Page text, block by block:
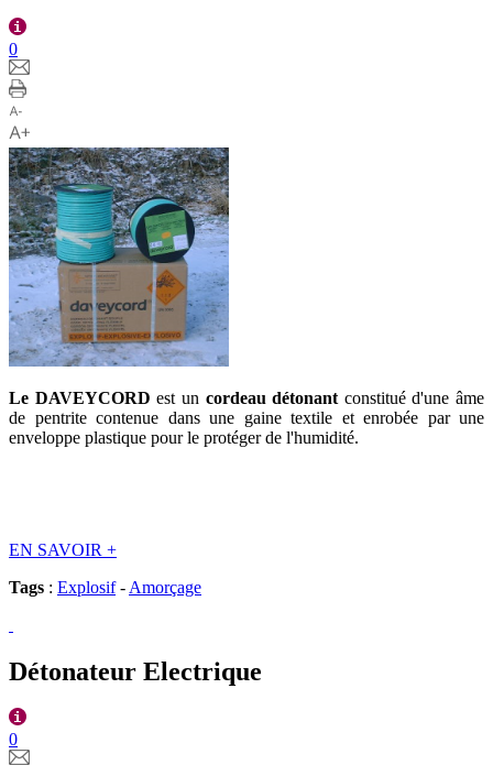
0
Le DAVEYCORDest un cordeau détonant constitué d'une âme
de pentrite contenue dans une gaine textile et enrobée par une
enveloppe plastique pour le protéger de l'humidité.
EN SAVOIR +
Tags : Explosif- Amorçage
Détonateur Electrique
0